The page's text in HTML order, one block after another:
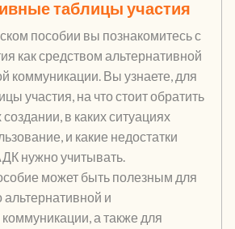
таблицы участия
пособии вы познакомитесь с
как средством альтернативной
коммуникации. Вы узнаете, для
участия, на что стоит обратить
в каких ситуациях
и какие недостатки
нужно учитывать.
может быть полезным для
и
а также для